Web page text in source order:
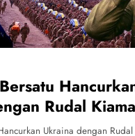
Rudal
Ukraina dengan